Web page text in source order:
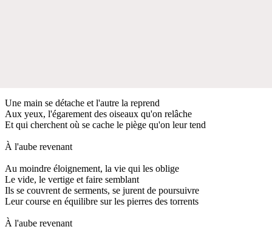
Une main se détache et l'autre la reprend
Aux yeux, l'égarement des oiseaux qu'on relâche
Et qui cherchent où se cache le piège qu'on leur tend
À l'aube revenant
Au moindre éloignement, la vie qui les oblige
Le vide, le vertige et faire semblant
Ils se couvrent de serments, se jurent de poursuivre
Leur course en équilibre sur les pierres des torrents
À l'aube revenant